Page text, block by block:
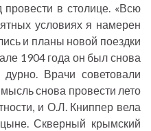
в столице. «Всю
условиях я намерен
и планы новой поездки
1904 года он был снова
Врачи советовали
снова провести лето
и О.Л. Книппер вела
Скверный крымский